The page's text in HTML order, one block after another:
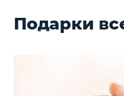
Подарки